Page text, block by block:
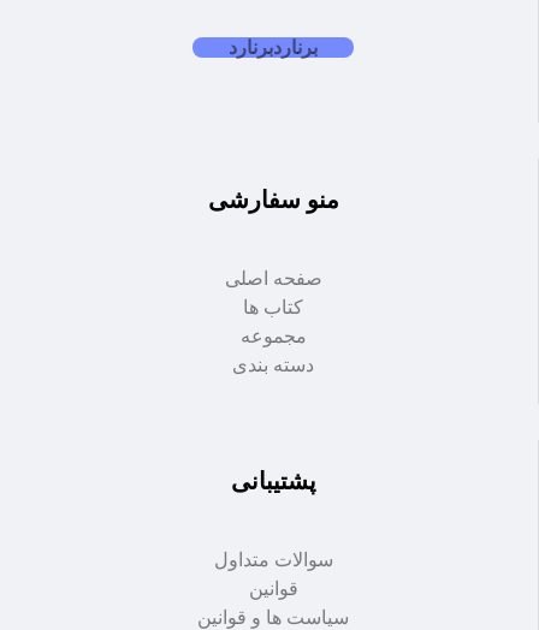
برناردبرنارد
منو سفارشی
صفحه اصلی
کتاب ها
مجموعه
دسته بندی
پشتیبانی
سوالات متداول
قوانین
سیاست ها و قوانین